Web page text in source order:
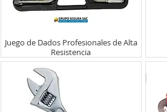
Juego de Dados Profesionales de Alta
Resistencia